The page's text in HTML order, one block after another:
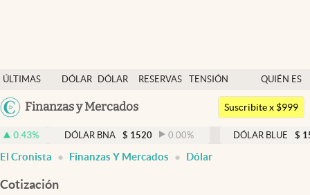
ÚLTIMAS
NOTICIAS
DÓLAR
DÓLAR
RESERVAS
TENSIÓN
GEOPOLÍTICA
QUIÉN ES
QUIÉN
Argentina
Finanzas y Mercados
Dólar
Members
Economía y Política
Finanzas y Mercados
Mercados Online
Suscribite x $999
DÓLAR BNA $ 1520 0.00% DÓLAR BLUE $ 1525 -0.33
El Cronista Finanzas Y Mercados Dólar
Cotización